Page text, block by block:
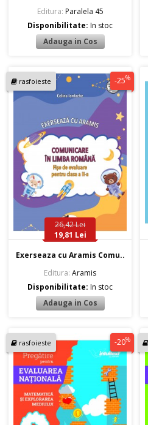
Editura: Paralela 45
Disponibilitate:In stoc
rasfoieste -25%
26,42 Lei
19,81 Lei
Exerseaza cu Aramis Comu..
Editura: Aramis
Disponibilitate:In stoc
rasfoieste -20%